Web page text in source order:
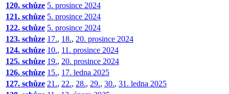
120. schůze 5. prosince 2024
121. schůze 5. prosince 2024
122. schůze 5. prosince 2024
123. schůze 17., 18., 20. prosince 2024
124. schůze 10., 11. prosince 2024
125. schůze 19., 20. prosince 2024
126. schůze 15., 17. ledna 2025
127. schůze 21., 22., 28., 29., 30., 31. ledna 2025